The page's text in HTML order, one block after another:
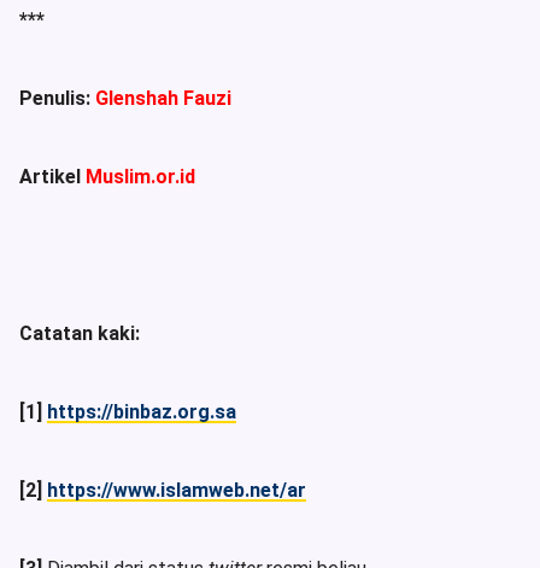
***
Penulis: Glenshah Fauzi
Artikel Muslim.or.id
Catatan kaki:
[1] https://binbaz.org.sa
[2] https://www.islamweb.net/ar